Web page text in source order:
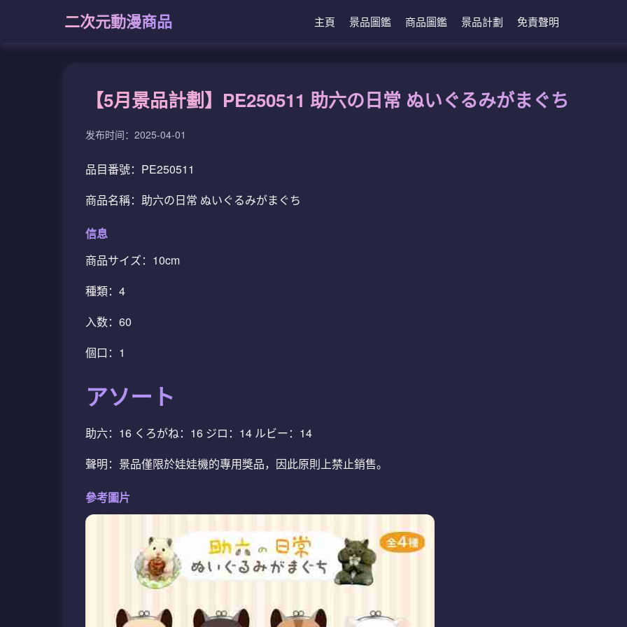
二次元動漫商品 主頁 景品圖鑑 商品圖鑑 景品計劃 免責聲明
【5月景品計劃】PE250511 助六の日常 ぬいぐるみがまぐち
发布时间：2025-04-01
品目番號：PE250511
商品名稱：助六の日常 ぬいぐるみがまぐち
信息
商品サイズ：10cm
種類：4
入数：60
個口：1
アソート
助六：16 くろがね：16 ジロ：14 ルビー：14
聲明：景品僅限於娃娃機的專用獎品，因此原則上禁止銷售。
參考圖片